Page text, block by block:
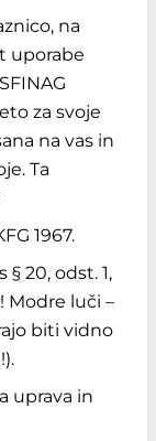
na
uporabe
za svoje
na vas in
Ta
1967.
20, odst. 1,
Modre luči –
biti vidno
uprava in